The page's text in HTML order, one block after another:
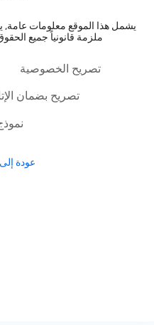
يشمل هذا الموقع معلومات عامة,
ملزمة قانونياً جميع
تصريح الخصوصية
تصريح بضمان
نموذج
عودة إلى